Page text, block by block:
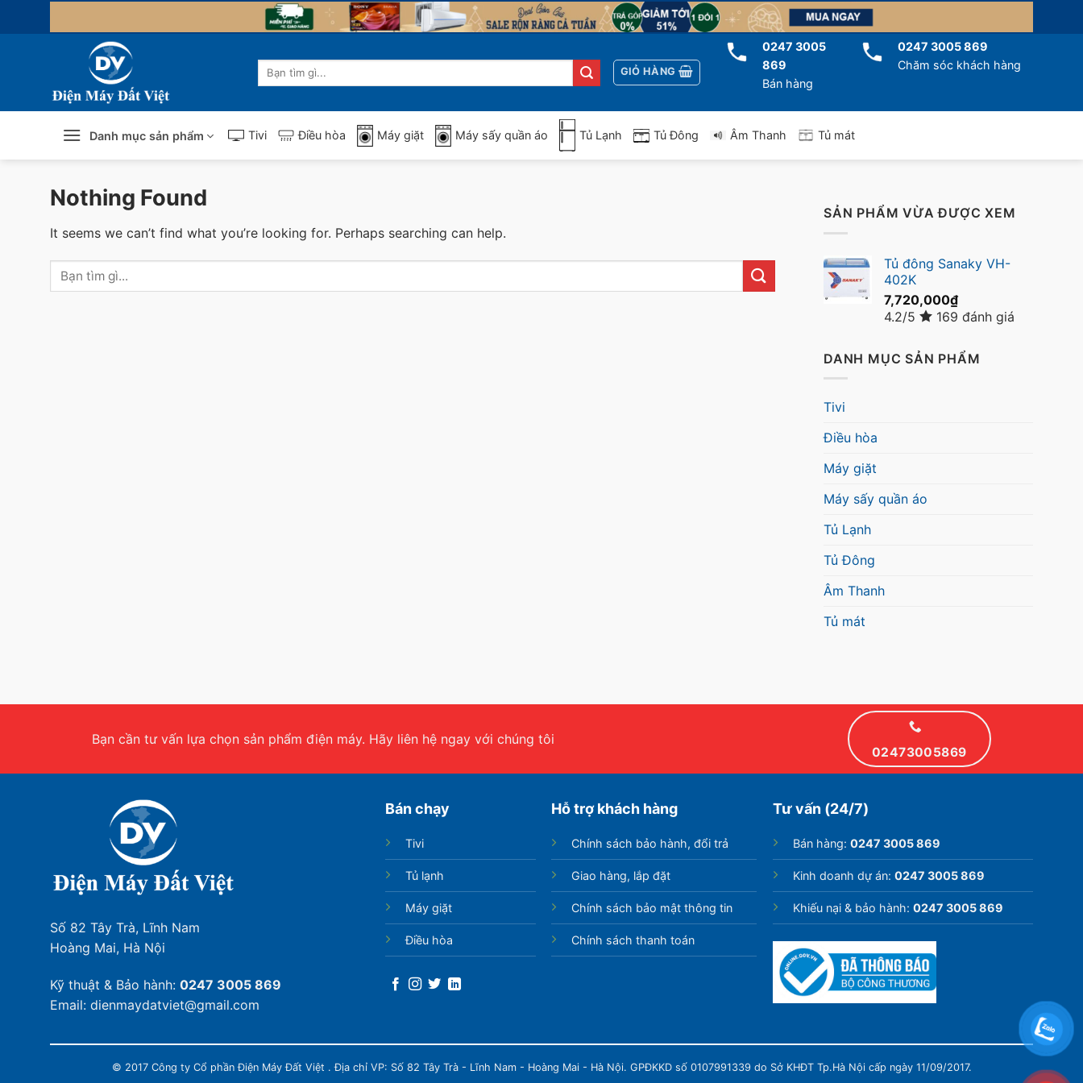
Tìm
kiếm:
GIỎ HÀNG
0247 3005
869
Bán hàng
0247 3005 869
Chăm sóc khách hàng
Danh mục sản phẩm Tivi Điều hòa Máy giặt Máy sấy quần áo Tủ Lạnh Tủ Đông Âm Thanh Tủ mát
Nothing Found
It seems we can’t find what you’re looking for. Perhaps searching can help.
SẢN PHẨM VỪA ĐƯỢC XEM
Tủ đông Sanaky VH-
402K
7,720,000₫
4.2/5
169 đánh giá
DANH MỤC SẢN PHẨM
Tivi
Điều hòa
Máy giặt
Máy sấy quần áo
Tủ Lạnh
Tủ Đông
Âm Thanh
Tủ mát
Bạn cần tư vấn lựa chọn sản phẩm điện máy. Hãy liên hệ ngay với chúng tôi
02473005869
Số 82 Tây Trà, Lĩnh Nam
Hoàng Mai, Hà Nội
Kỹ thuật & Bảo hành: 0247 3005 869
Email: dienmaydatviet@gmail.com
Bán chạy
Tivi
Tủ lạnh
Máy giặt
Điều hòa
Hỗ trợ khách hàng
Chính sách bảo hành, đổi trả
Giao hàng, lắp đặt
Chính sách bảo mật thông tin
Chính sách thanh toán
Tư vấn (24/7)
Bán hàng: 0247 3005 869
Kinh doanh dự án: 0247 3005 869
Khiếu nại & bảo hành: 0247 3005 869
© 2017 Công ty Cổ phần Điện Máy Đất Việt . Địa chỉ VP: Số 82 Tây Trà - Lĩnh Nam - Hoàng Mai - Hà Nội. GPĐKKD số 0107991339 do Sở KHĐT Tp.Hà Nội cấp ngày 11/09/2017.